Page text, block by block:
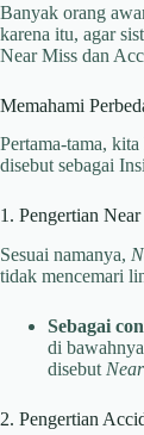
Banyak orang
karena itu, agar
Near Miss dan
Memahami
Pertama-tama,
disebut sebagai
1. Pengertian
Sesuai namanya,
tidak mencemari
Sebagai
di
disebut
2. Pengertian